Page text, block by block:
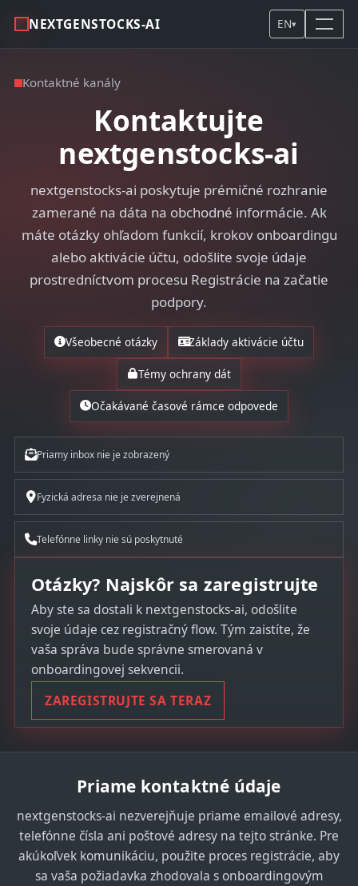
NEXTGENSTOCKS-AI EN▾
Kontaktné kanály
Kontaktujte
nextgenstocks-ai
nextgenstocks-ai poskytuje prémičné rozhranie
zamerané na dáta na obchodné informácie. Ak
máte otázky ohľadom funkcií, krokov onboardingu
alebo aktivácie účtu, odošlite svoje údaje
prostredníctvom procesu Registrácie na začatie
podpory.
Všeobecné otázky Základy aktivácie účtu
Témy ochrany dát
Očakávané časové rámce odpovede
Priamy inbox nie je zobrazený
Fyzická adresa nie je zverejnená
Telefónne linky nie sú poskytnuté
Otázky? Najskôr sa zaregistrujte
Aby ste sa dostali k nextgenstocks-ai, odošlite
svoje údaje cez registračný flow. Tým zaistíte, že
vaša správa bude správne smerovaná v
onboardingovej sekvencii.
ZAREGISTRUJTE SA TERAZ
Priame kontaktné údaje
nextgenstocks-ai nezverejňuje priame emailové adresy,
telefónne čísla ani poštové adresy na tejto stránke. Pre
akúkoľvek komunikáciu, použite proces registrácie, aby
sa vaša požiadavka zhodovala s onboardingovým